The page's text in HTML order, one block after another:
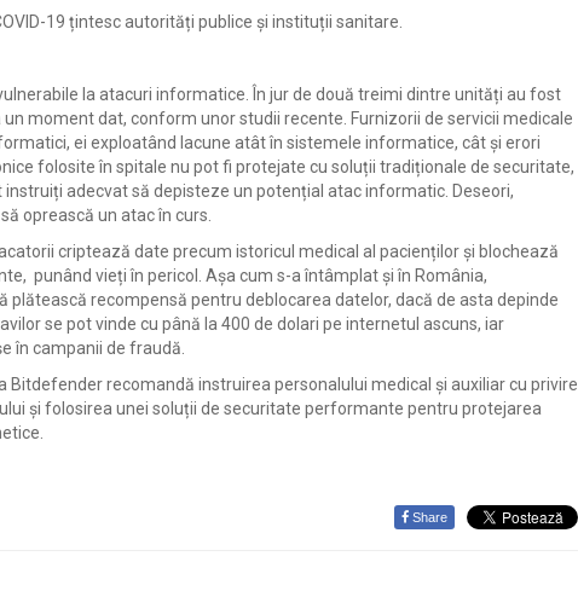
19 țintesc autorități publice și instituții sanitare.
la atacuri informatice. În jur de două treimi dintre unități au fost
moment dat, conform unor studii recente. Furnizorii de servicii medicale
ei exploatând lacune atât în sistemele informatice, cât și erori
folosite în spitale nu pot fi protejate cu soluții tradiționale de securitate,
adecvat să depisteze un potențial atac informatic. Deseori,
oprească un atac în curs.
criptează date precum istoricul medical al pacienților și blochează
punând vieți în pericol. Așa cum s-a întâmplat și în România,
recompensă pentru deblocarea datelor, dacă de asta depinde
se pot vinde cu până la 400 de dolari pe internetul ascuns, iar
în campanii de fraudă.
recomandă instruirea personalului medical și auxiliar cu privire
și folosirea unei soluții de securitate performante pentru protejarea
Share